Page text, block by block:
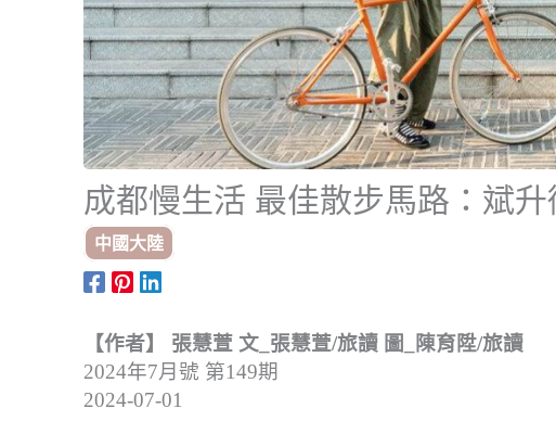
成都慢生活 最佳散步馬路：斌
中國大陸
【作者】 張慧萱 文_張慧萱/旅讀 圖_陳育陞/旅讀
2024年7月號 第149期
2024-07-01